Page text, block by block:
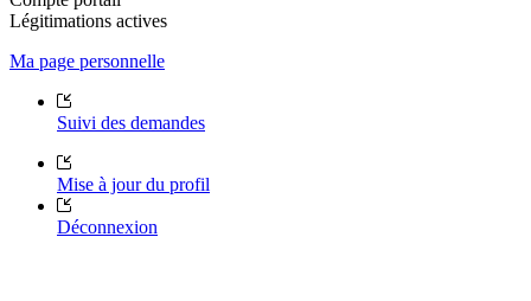
Légitimations actives
Ma page personnelle
Suivi des demandes
Mise à jour du profil
Déconnexion